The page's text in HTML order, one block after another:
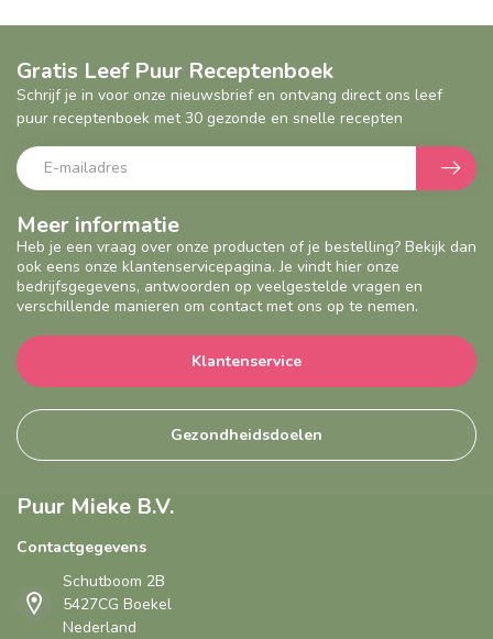
Meer informatie
Heb je een vraag over onze producten of je bestelling? Bekijk dan
ook eens onze klantenservicepagina. Je vindt hier onze
bedrijfsgegevens, antwoorden op veelgestelde vragen en
verschillende manieren om contact met ons op te nemen.
Klantenservice
Gezondheidsdoelen
Gratis Leef Puur Receptenboek
Schrijf je in voor onze nieuwsbrief en ontvang direct ons leef
puur receptenboek met 30 gezonde en snelle recepten
Puur Mieke B.V.
Contactgegevens
Schutboom 2B
5427CG Boekel
Nederland